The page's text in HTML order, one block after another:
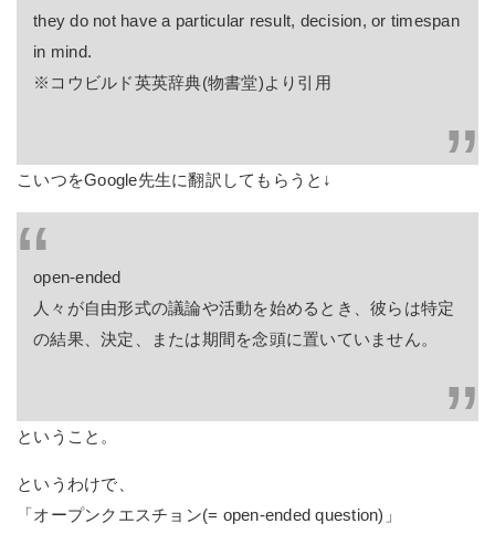
they do not have a particular result, decision, or timespan
in mind.
※コウビルド英英辞典(物書堂)より引用
こいつをGoogle先生に翻訳してもらうと↓
open-ended
人々が自由形式の議論や活動を始めるとき、彼らは特定
の結果、決定、または期間を念頭に置いていません。
ということ。
というわけで、
「オープンクエスチョン(= open-ended question)」